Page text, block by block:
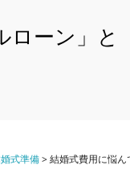
ローン」と
式準備>結婚式費用に悩ん